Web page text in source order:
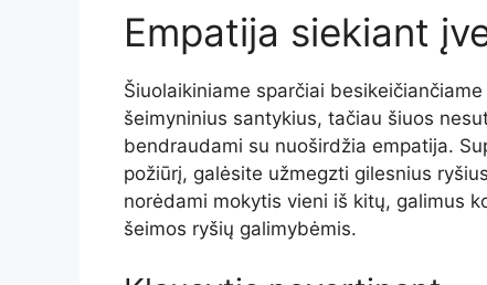
Empatija siekiant
Šiuolaikiniame sparčiai
šeimyninius santykius, tačiau šiuos
bendraudami su nuoširdžia empatija.
požiūrį, galėsite užmegzti gilesnius
norėdami mokytis vieni iš kitų, galimus
šeimos ryšių galimybėmis.